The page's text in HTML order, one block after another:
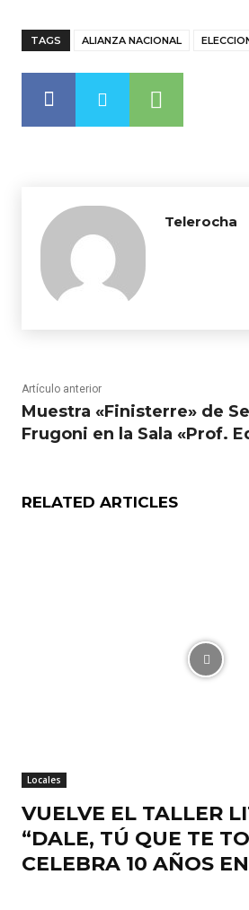
TAGS ALIANZA NACIONAL
Telerocha
Artículo anterior
Muestra «Finisterre» de
Frugoni en la Sala «Prof.
RELATED ARTICLES
Locales
VUELVE EL TALLER
“DALE, TÚ QUE TE
CELEBRA 10 AÑOS